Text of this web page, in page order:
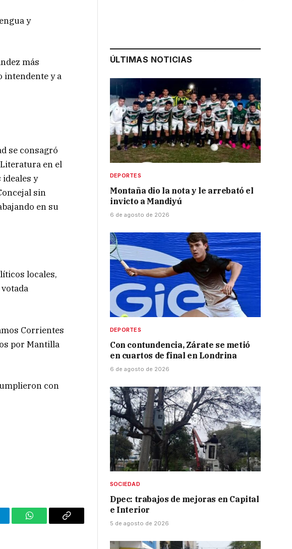
y
más
intendente y a
se consagró
en el
y
sin
en su
locales,
Corrientes
por Mantilla
con
WhatsAppCopy
ÚLTIMAS NOTICIAS
DEPORTES
Montaña dio la nota y le arrebató el
invicto a Mandiyú
6 de agosto de 2026
DEPORTES
Con contundencia, Zárate se metió
en cuartos de final en Londrina
6 de agosto de 2026
SOCIEDAD
Dpec: trabajos de mejoras en Capital
e Interior
5 de agosto de 2026